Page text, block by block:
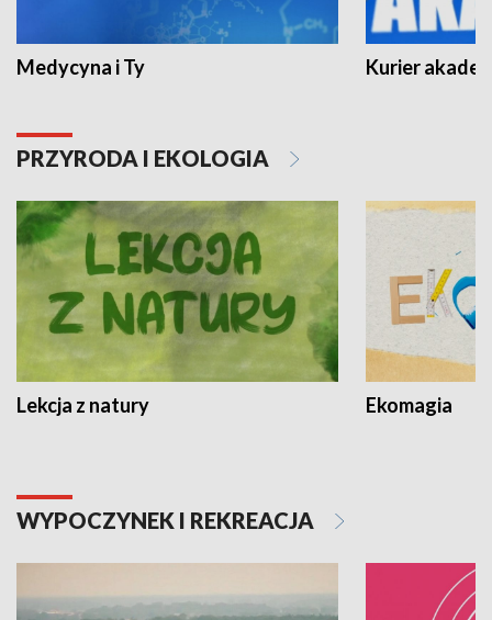
Medycyna i Ty Kurier
PRZYRODA I EKOLOGIA
Lekcja z natury Ekomagia
WYPOCZYNEK I REKREACJA